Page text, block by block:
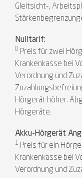
Gleitsicht-,
Nulltarif:
0 Preis für zwei
Krankenkasse bei
Verordnung und
Hörgerät höher.
Hörgeräte.
Akku-Hörgerät
1 Preis für ein
Krankenkasse bei
Verordnung und